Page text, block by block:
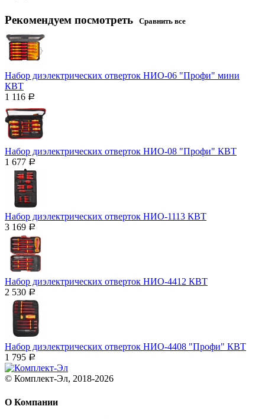
Рекомендуем посмотреть Сравнить все
Набор диэлектрических отверток НИО-06 "Профи" мини
КВТ
1 116 Р
Набор диэлектрических отверток НИО-08 "Профи" КВТ
1 677 Р
Набор диэлектрических отверток НИО-1113 КВТ
3 169 Р
Набор диэлектрических отверток НИО-4412 КВТ
2 530 Р
Набор диэлектрических отверток НИО-4408 "Профи" КВТ
1 795 Р
© Комплект-Эл, 2018-2026
О Компании